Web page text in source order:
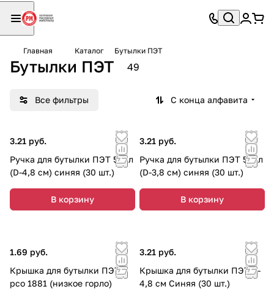
Главная Каталог Бутылки ПЭТ
Бутылки ПЭТ 49
Все фильтры С конца алфавита
3.21 руб.
Ручка для бутылки ПЭТ 5,0 л
(D-4,8 см) синяя (30 шт.)
В корзину
3.21 руб.
Ручка для бутылки ПЭТ 5,0 л
(D-3,8 см) синяя (30 шт.)
В корзину
1.69 руб.
Крышка для бутылки ПЭТ
рсо 1881 (низкое горло)
3.21 руб.
Крышка для бутылки ПЭТ d-
4,8 см Cиняя (30 шт.)